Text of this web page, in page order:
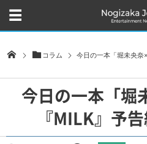
コラム 今日の一本「堀未央奈
今日の一本「
『MILK』予